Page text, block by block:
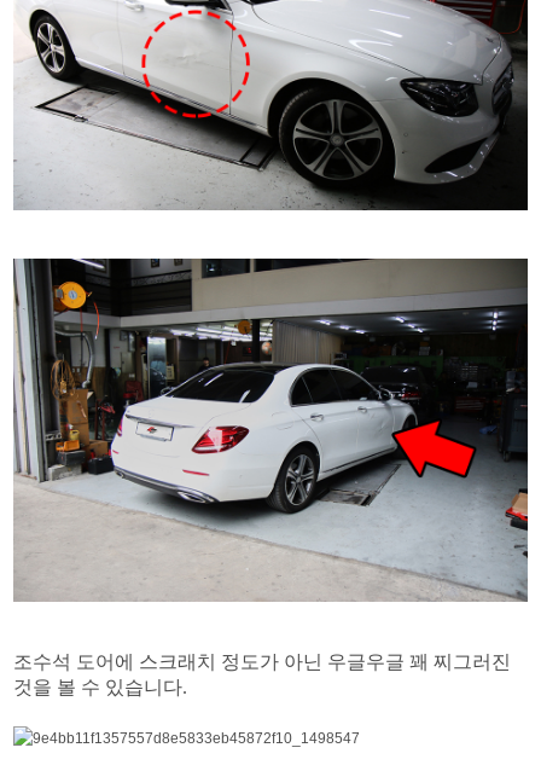
조수석 도어에 스크래치 정도가 아닌 우글우글 꽤 찌그러진
것을 볼 수 있습니다.